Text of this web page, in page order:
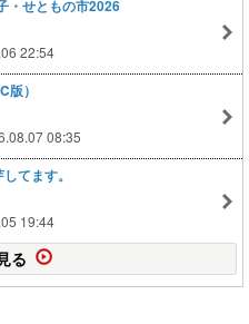
・せともの市2026
22:54
）
08:35
てます。
19:44
る